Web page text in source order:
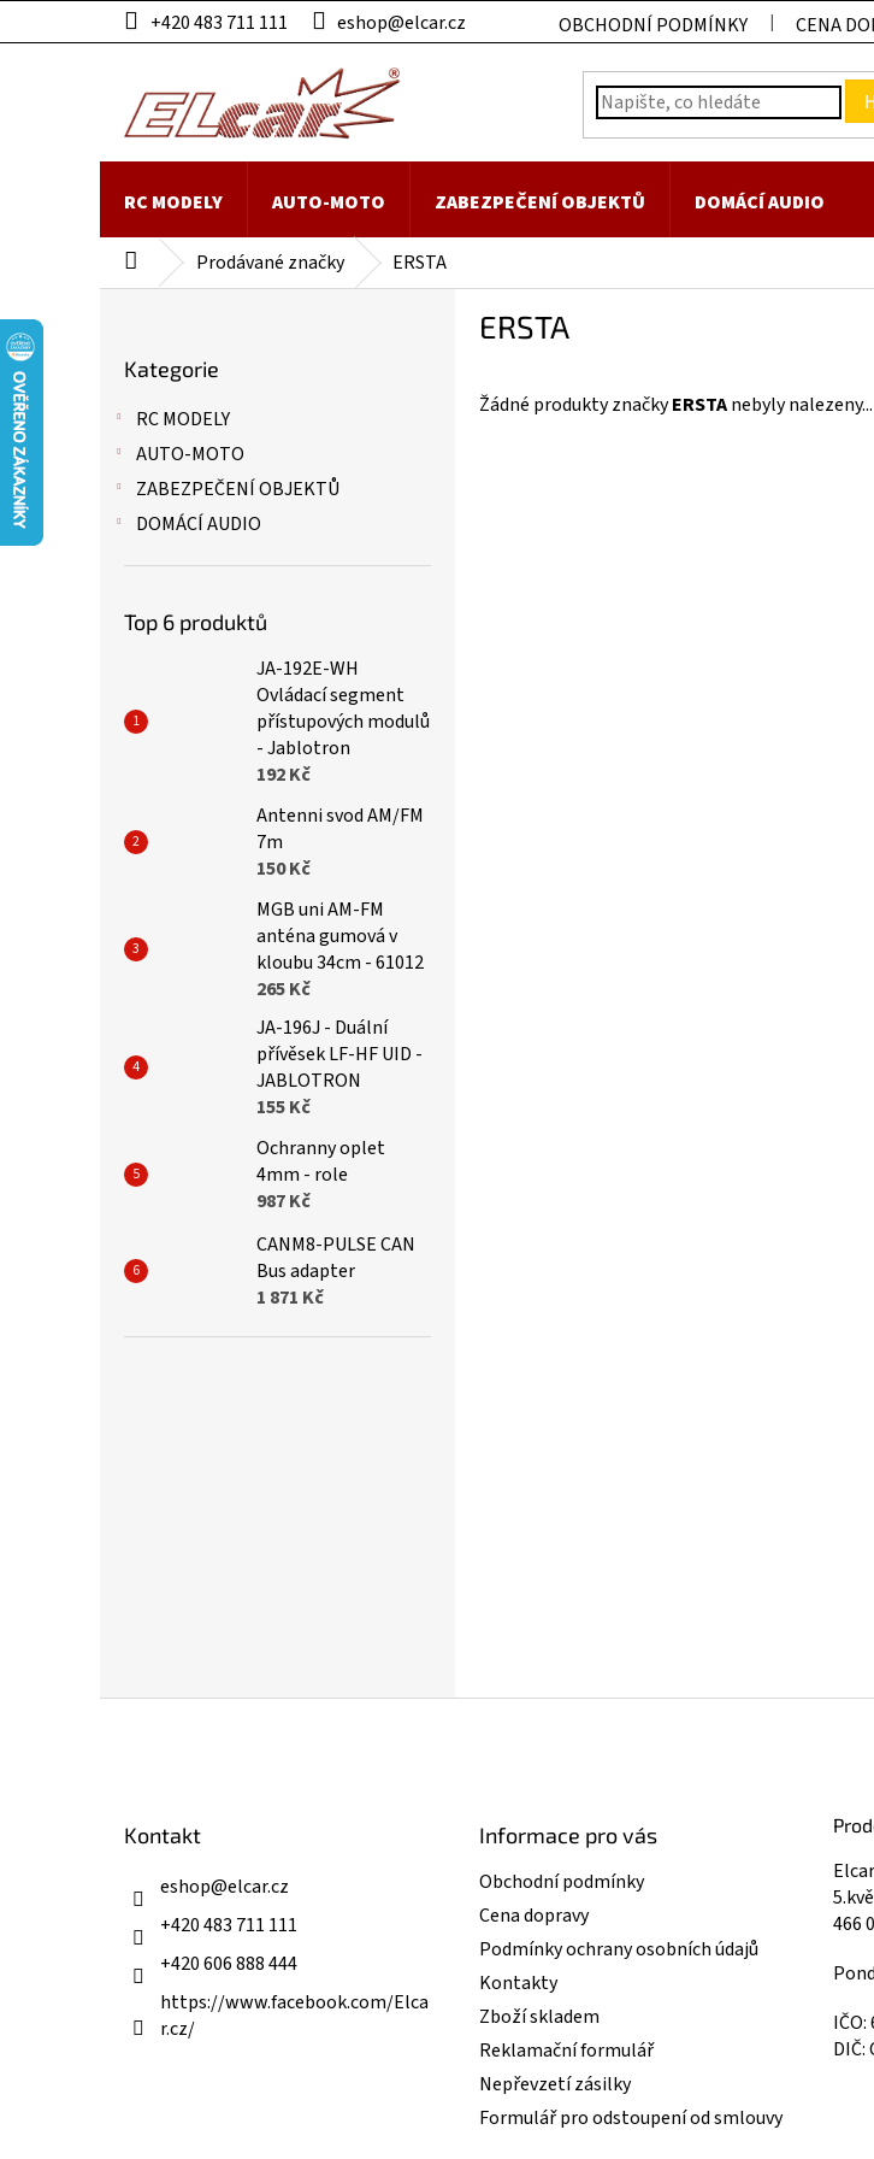
na
+420 483 711 111 eshop@elcar.cz OBCHODNÍ PODMÍNKY CENA
RC MODELY AUTO-MOTO ZABEZPEČENÍ OBJEKTŮ DOMÁCÍ AUDIO
Domů Prodávané značky ERSTA
kategorie
Kategorie
RC MODELY
AUTO-MOTO
ZABEZPEČENÍ OBJEKTŮ
DOMÁCÍ AUDIO
Top 6 produktů
JA-192E-WH
Ovládací segment
přístupových modulů
- Jablotron
192 Kč
Antenni svod AM/FM
7m
150 Kč
MGB uni AM-FM
anténa gumová v
kloubu 34cm - 61012
265 Kč
JA-196J - Duální
přívěsek LF-HF UID -
JABLOTRON
155 Kč
Ochranny oplet
4mm - role
987 Kč
CANM8-PULSE CAN
Bus adapter
1 871 Kč
ERSTA
Žádné produkty značkyERSTAnebyly nalezeny...
Kontakt
eshop@elcar.cz
+420 483 711 111
+420 606 888 444
https://www.facebook.com/Elca
r.cz/
Informace pro vás
Obchodní podmínky
Cena dopravy
Podmínky ochrany osobních údajů
Kontakty
Zboží skladem
Reklamační formulář
Nepřevzetí zásilky
Formulář pro odstoupení od smlouvy
466
IČO:
DIČ: